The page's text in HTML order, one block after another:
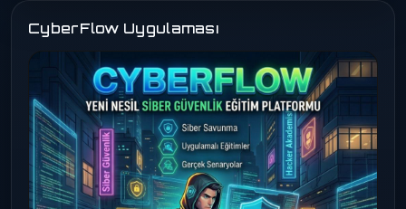
CyberFlow Uygulaması